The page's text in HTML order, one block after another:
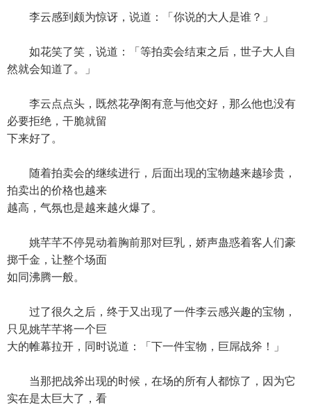
李云感到颇为惊讶，说道：「你说的大人是谁？」
如花笑了笑，说道：「等拍卖会结束之后，世子大人自
然就会知道了。」
李云点点头，既然花孕阁有意与他交好，那么他也没有
必要拒绝，干脆就留
下来好了。
随着拍卖会的继续进行，后面出现的宝物越来越珍贵，
拍卖出的价格也越来
越高，气氛也是越来越火爆了。
姚芊芊不停晃动着胸前那对巨乳，娇声蛊惑着客人们豪
掷千金，让整个场面
如同沸腾一般。
过了很久之后，终于又出现了一件李云感兴趣的宝物，
只见姚芊芊将一个巨
大的帷幕拉开，同时说道：「下一件宝物，巨屌战斧！」
当那把战斧出现的时候，在场的所有人都惊了，因为它
实在是太巨大了，看